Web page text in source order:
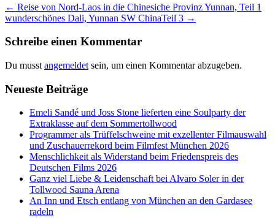
Beitrags-
Navigation
← Reise von Nord-Laos in die Chinesiche Provinz Yunnan, Teil 1
wunderschönes Dali, Yunnan SW ChinaTeil 3 →
Schreibe einen Kommentar
Du musst angemeldet sein, um einen Kommentar abzugeben.
Neueste Beiträge
Emeli Sandé und Joss Stone lieferten eine Soulparty der
Extraklasse auf dem Sommertollwood
Programmer als Trüffelschweine mit exzellenter Filmauswahl
und Zuschauerrekord beim Filmfest München 2026
Menschlichkeit als Widerstand beim Friedenspreis des
Deutschen Films 2026
Ganz viel Liebe & Leidenschaft bei Alvaro Soler in der
Tollwood Sauna Arena
An Inn und Etsch entlang von München an den Gardasee
radeln